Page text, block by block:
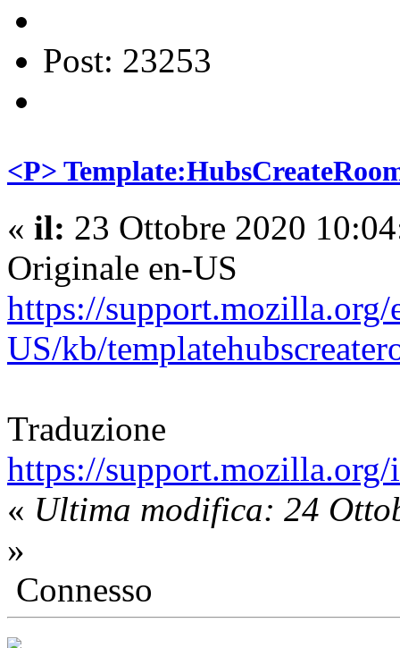
Post: 23253
<P>
« il: 23 Ottobre 2020
Originale en-US
https://support.mozilla.org/
US/kb/
Traduzione
https://
« Ultima modifica: 24
»
Connesso